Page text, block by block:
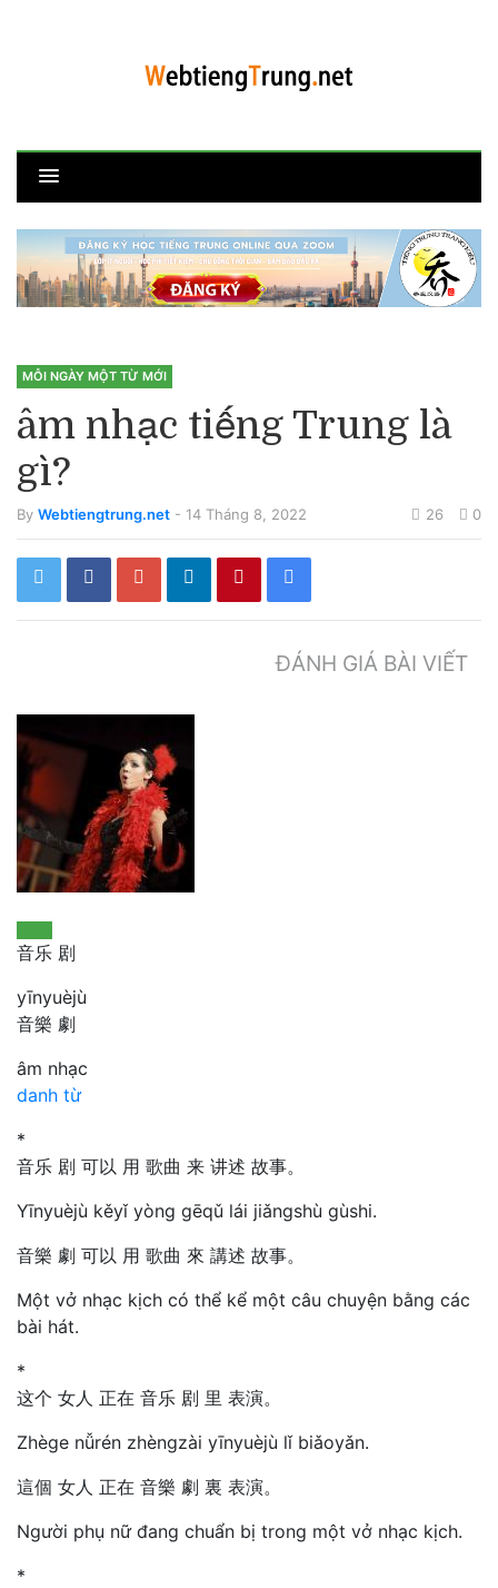
MỖI NGÀY MỘT TỪ MỚI
âm nhạc tiếng Trung là
gì?
By Webtiengtrung.net - 14 Tháng 8, 2022 26 0
ĐÁNH GIÁ BÀI VIẾT
音乐 剧
yīnyuèjù
音樂 劇
âm nhạc
danh từ
*
音乐 剧 可以 用 歌曲 来 讲述 故事。
Yīnyuèjù kěyǐ yòng gēqǔ lái jiǎngshù gùshi.
音樂 劇 可以 用 歌曲 來 講述 故事。
Một vở nhạc kịch có thể kể một câu chuyện bằng các
bài hát.
*
这个 女人 正在 音乐 剧 里 表演。
Zhège nǚrén zhèngzài yīnyuèjù lǐ biǎoyǎn.
這個 女人 正在 音樂 劇 裏 表演。
Người phụ nữ đang chuẩn bị trong một vở nhạc kịch.
*